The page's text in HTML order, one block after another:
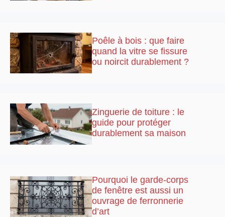
Poêle à bois : que faire
quand la vitre se fissure
ou noircit durablement ?
Zinguerie de toiture : le
guide pour protéger
durablement sa maison
Pourquoi le garde-corps
de fenêtre est aussi un
ouvrage de ferronnerie
d’art